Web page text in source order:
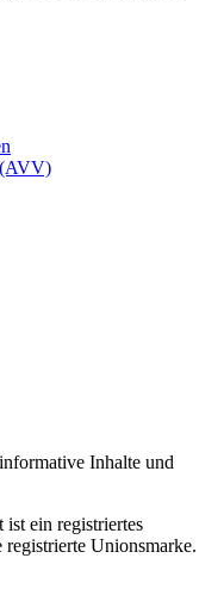
(AVV)
Inhalte und
ist ein registriertes
Unionsmarke.